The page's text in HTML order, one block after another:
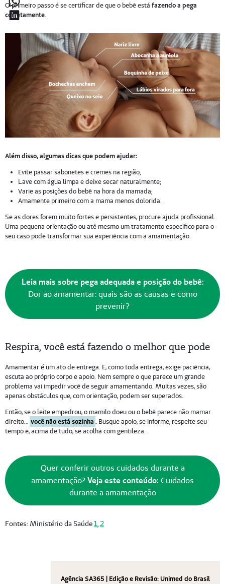
O primeiro passo é se certificar de que o bebê está fazendo a pega
corretamente.
Além disso, algumas dicas que podem ajudar:
Evite passar sabonetes e cremes na região;
Lave com água limpa e deixe secar naturalmente;
Varie as posições do bebê na hora da mamada;
Amamente primeiro com a mama menos dolorida.
Se as dores forem muito fortes e persistentes, procure ajuda profissional.
Uma pequena orientação ou até mesmo um tratamento específico para o
seu caso pode transformar sua experiência com a amamentação.
Leia mais sobre pega adequada e posição do bebê:
Dor ao amamentar: quais são as causas e como
prevenir?
Respira, você está fazendo o melhor que pode
Amamentar é um ato de entrega. E, como toda entrega, exige paciência,
escuta ao próprio corpo e apoio. Nem sempre o que parece um grande
problema vai impedir você de seguir amamentando. Muitas vezes, são
apenas obstáculos que, com orientação, podem ser superados.
Então, se o leite empedrou, o mamilo doeu ou o bebê parece não mamar
direito… você não está sozinha .Busque apoio, se informe, respeite seu
tempo e, acima de tudo, se acolha com gentileza.
Quer conferir outros cuidados durante a
amamentação? Veja este conteúdo: Cuidados
durante a amamentação
Fontes: Ministério da Saúde1,2
Agência SA365 | Edição e Revisão: Unimed do Brasil